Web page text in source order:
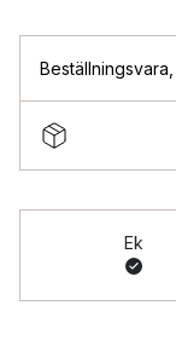
Beställningsvara
Ek